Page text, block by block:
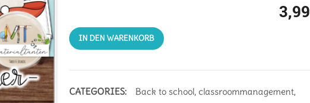
3,99
IN DEN WARENKORB
CATEGORIES: Back to school,classroommanagement,